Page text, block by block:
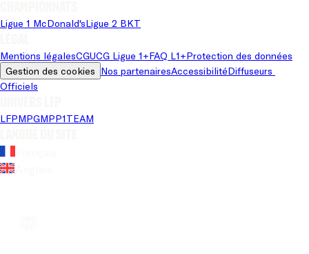
Ligue 1 McDonald'sLigue 2 BKT
Mentions légalesCGUCG Ligue 1+FAQ L1+Protection des données
Gestion des cookies Nos partenairesAccessibilitéDiffuseurs
Officiels
LFPMPGMPP1TEAM